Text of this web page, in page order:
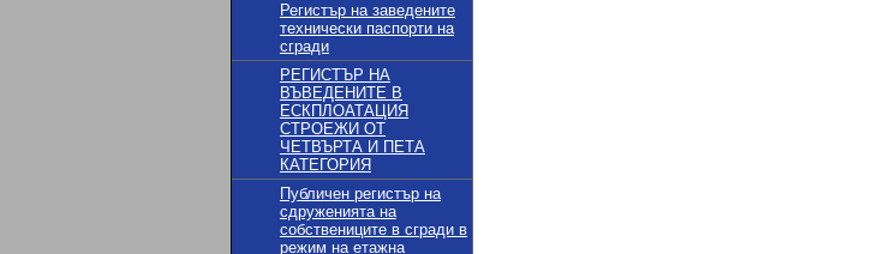
Регистър на заведените
технически паспорти на
сгради
РЕГИСТЪР НА
ВЪВЕДЕНИТЕ В
ЕСКПЛОАТАЦИЯ
СТРОЕЖИ ОТ
ЧЕТВЪРТА И ПЕТА
КАТЕГОРИЯ
Публичен регистър на
сдруженията на
собствениците в сгради в
режим на етажна